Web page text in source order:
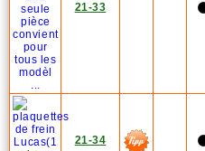
21-33
21-34